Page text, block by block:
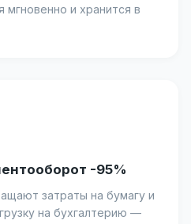
мгновенно и хранится в
-95%
затраты на бумагу и
на бухгалтерию —